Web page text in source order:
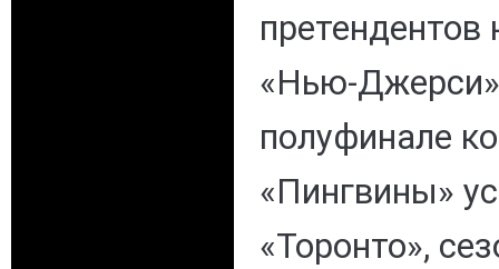
претендентов
«Нью-
полуфинале
«Пингвины»
«Торонто»,